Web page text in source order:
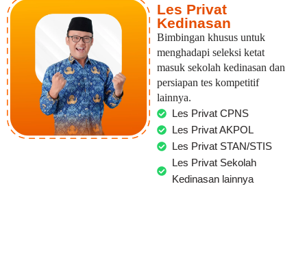
Les Privat
Kedinasan
Bimbingan khusus untuk
menghadapi seleksi ketat
masuk sekolah kedinasan dan
persiapan tes kompetitif
lainnya.
Les Privat CPNS
Les Privat AKPOL
Les Privat STAN/STIS
Les Privat Sekolah
Kedinasan lainnya